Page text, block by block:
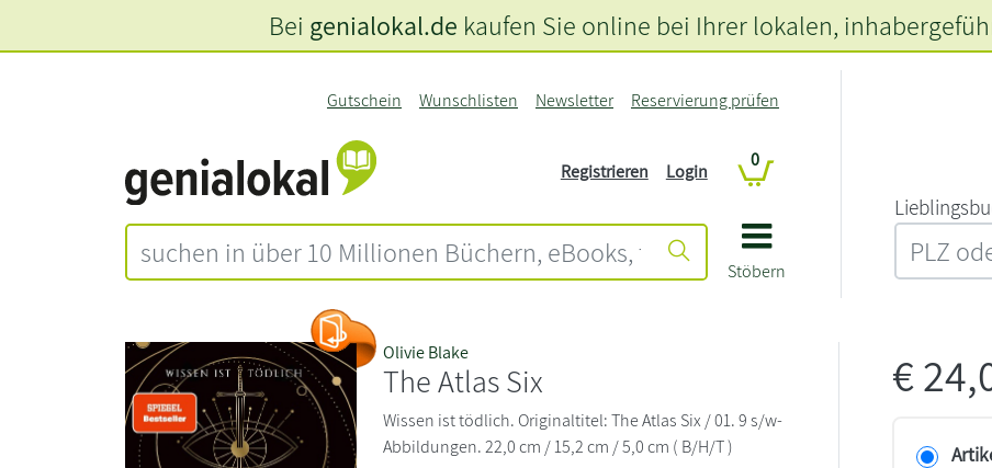
Stöbern
Gutschein Wunschlisten Newsletter Reservierung prüfen
Registrieren Login
0
Bei genialokal.de kaufen Sie online bei Ihrer lokalen,
Olivie Blake
The Atlas Six
Wissen ist tödlich. Originaltitel: The Atlas Six / 01. 9 s/w-
Abbildungen. 22,0 cm / 15,2 cm / 5,0 cm ( B/H/T )
€